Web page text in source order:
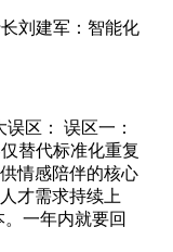
刘建军：智能化
区： 误区一：
替代标准化重复
情感陪伴的核心
才需求持续上
一年内就要回